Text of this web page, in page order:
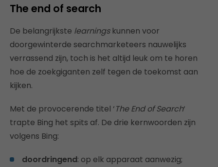
The end of search
De belangrijkste learningskunnen voor
doorgewinterde searchmarketeers nauwelijks
verrassend zijn, toch is het altijd leuk om te horen
hoe de zoekgiganten zelf tegen de toekomst aan
kijken.
Met de provocerende titel ‘The End of Search‘
trapte Bing het spits af. De drie kernwoorden zijn
volgens Bing:
doordringend: op elk apparaat aanwezig;